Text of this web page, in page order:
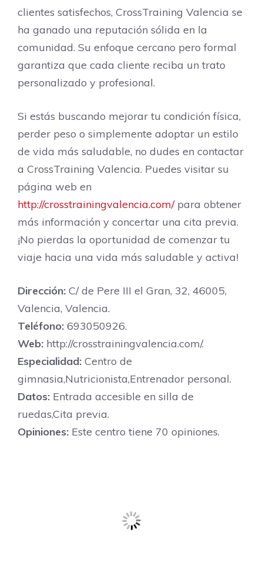
clientes satisfechos, CrossTraining Valencia se
ha ganado una reputación sólida en la
comunidad. Su enfoque cercano pero formal
garantiza que cada cliente reciba un trato
personalizado y profesional.
Si estás buscando mejorar tu condición física,
perder peso o simplemente adoptar un estilo
de vida más saludable, no dudes en contactar
a CrossTraining Valencia. Puedes visitar su
página web en
http://crosstrainingvalencia.com/para obtener
más información y concertar una cita previa.
¡No pierdas la oportunidad de comenzar tu
viaje hacia una vida más saludable y activa!
Dirección: C/ de Pere III el Gran, 32, 46005,
Valencia, Valencia.
Teléfono: 693050926.
Web: http://crosstrainingvalencia.com/.
Especialidad: Centro de
gimnasia,Nutricionista,Entrenador personal.
Datos: Entrada accesible en silla de
ruedas,Cita previa.
Opiniones: Este centro tiene 70 opiniones.